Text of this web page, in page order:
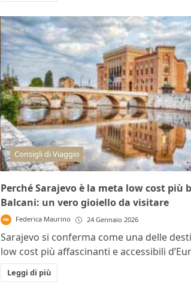
Consigli di Viaggio
Perché Sarajevo è la meta low cost più
Balcani: un vero gioiello da visitare
Federica Maurino 24 Gennaio 2026
Sarajevo si conferma come una delle
low cost più affascinanti e accessibili
Leggi di più